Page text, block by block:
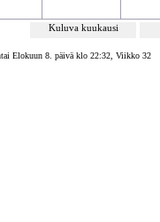
Kuluva kuukausi
Elokuun 8. päivä klo 22:32, Viikko 32